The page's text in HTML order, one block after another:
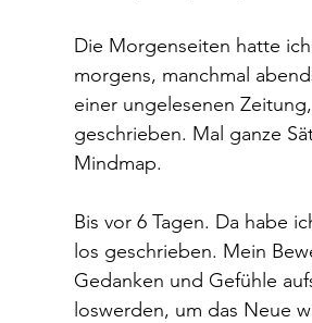
Die Morgenseiten hatte
morgens, manchmal
einer ungelesenen
geschrieben. Mal ganze
Mindmap.
Bis vor 6 Tagen. Da habe
los geschrieben. Mein
Gedanken und Gefühle
loswerden, um das Neue